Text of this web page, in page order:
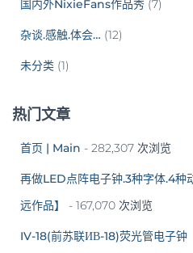
国内外NixieFans作品秀 (7)
杂谈.感触.体会… (12)
未分类 (1)
热门文章
首页 | Main - 282,307 次浏览
再做LED点阵电子钟.3种字体.4种
远作品】
- 167,070 次浏览
IV-18(前苏联ИВ-18)荧光管电子